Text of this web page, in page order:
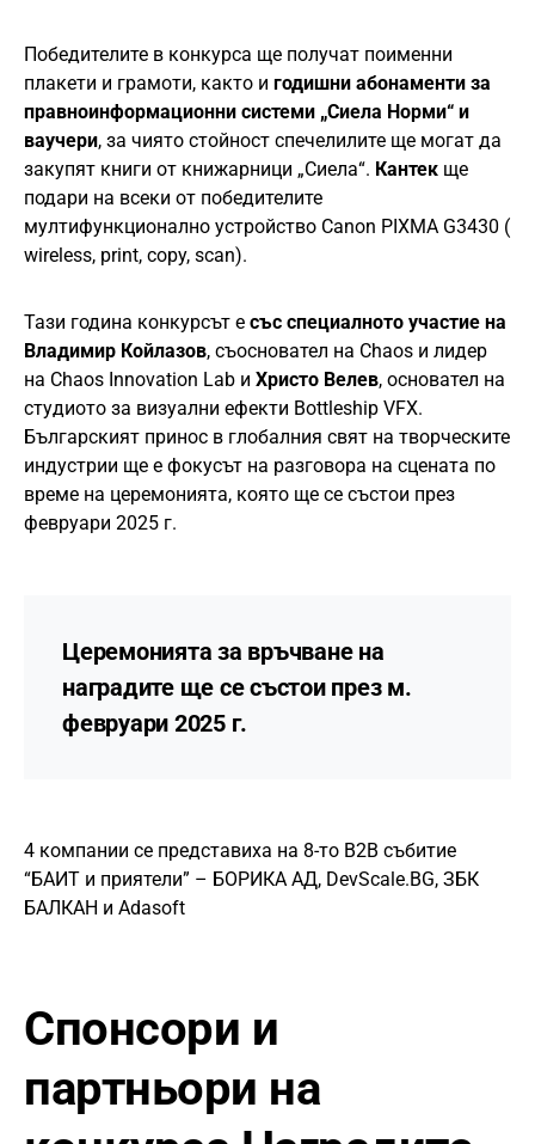
Победителите в конкурса ще получат поименни
плакети и грамоти, както и годишни абонаменти за
правноинформационни системи „Сиела Норми“ и
ваучери, за чиято стойност спечелилите ще могат да
закупят книги от книжарници „Сиела“. Кантек ще
подари на всеки от победителите
мултифункционално устройство Canon PIXMA G3430 (
wireless, print, copy, scan).
Тази година конкурсът е със специалното участие на
Владимир Койлазов, съосновател на Chaos и лидер
на Chaos Innovation Lab и Христо Велев, основател на
студиото за визуални ефекти Bottleship VFX.
Българският принос в глобалния свят на творческите
индустрии ще е фокусът на разговора на сцената по
време на церемонията, която ще се състои през
февруари 2025 г.
Церемонията за връчване на
наградите ще се състои през м.
февруари 2025 г.
4 компании се представиха на 8-то B2B събитие
“БАИТ и приятели” – БОРИКА АД, DevScale.BG, ЗБК
БАЛКАН и Adasoft
Спонсори и
партньори на